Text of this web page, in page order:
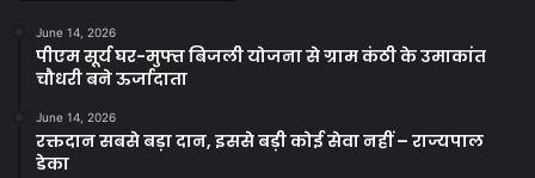
June 14, 2026
पीएम सूर्य घर-मुफ्त बिजली योजना से ग्राम कंठी के उमाकांत
चौधरी बने ऊर्जादाता
June 14, 2026
रक्तदान सबसे बड़ा दान, इससे बड़ी कोई सेवा नहीं – राज्यपाल
डेका